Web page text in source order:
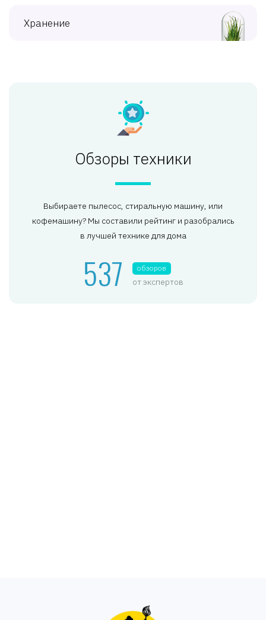
Хранение
Обзоры техники
Выбираете пылесос, стиральную машину, или
кофемашину? Мы составили рейтинг и разобрались
в лучшей технике для дома
537 обзоров
от экспертов